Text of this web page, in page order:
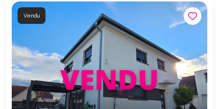
Vendu